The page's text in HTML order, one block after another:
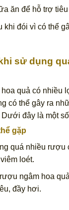
ăn để hỗ trợ
khi đói vì có thể
sử dụng
quả có nhiều
có thể gây ra
Dưới đây là một
gặp
quá nhiều rượu
loét.
ngâm hoa
đầy hơi.